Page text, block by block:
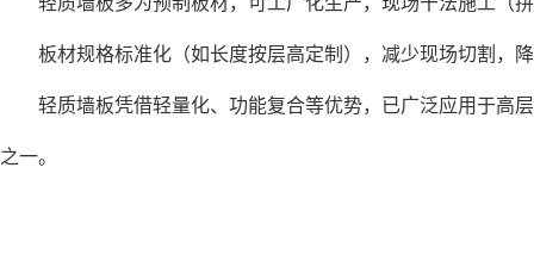
板材规格标准化（如长度按层高定制），减少现场切割，
轻质墙板凭借轻量化、功能复合等优势，已广泛应用于高层
之一。